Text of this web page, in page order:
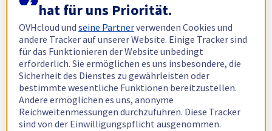
hat für uns Priorität.
OVHcloud undseine Partnerverwenden Cookies und
andere Tracker auf unserer Website. Einige Tracker sind
für das Funktionieren der Website unbedingt
erforderlich. Sie ermöglichen es uns insbesondere, die
Sicherheit des Dienstes zu gewährleisten oder
bestimmte wesentliche Funktionen bereitzustellen.
Andere ermöglichen es uns, anonyme
Reichweitenmessungen durchzuführen. Diese Tracker
sind von der Einwilligungspflicht ausgenommen.